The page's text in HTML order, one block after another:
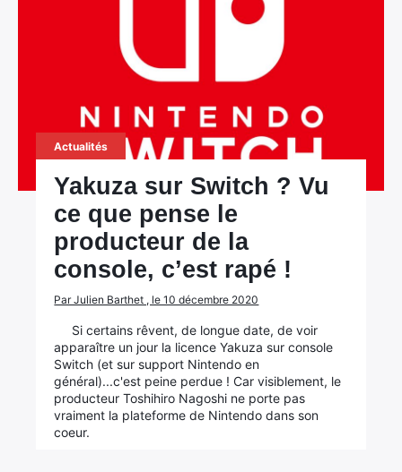
Actualités
Yakuza sur Switch ? Vu
ce que pense le
producteur de la
console, c’est rapé !
Par Julien Barthet , le 10 décembre 2020
Si certains rêvent, de longue date, de voir
apparaître un jour la licence Yakuza sur console
Switch (et sur support Nintendo en
général)...c'est peine perdue ! Car visiblement, le
producteur Toshihiro Nagoshi ne porte pas
vraiment la plateforme de Nintendo dans son
coeur.
Rechercher
: